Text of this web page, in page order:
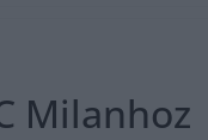
Milanhoz